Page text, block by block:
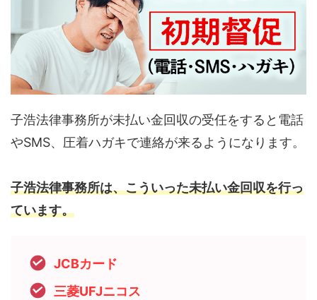
子浩法律事務所が未払い金回収の受任をすると電話
やSMS、圧着ハガキで連絡が来るようになります。
子浩法律事務所は、こういった未払い金回収を行っ
ています。
JCBカード
三菱UFJニコス